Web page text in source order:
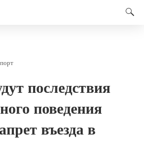
последствия
поведения
въезда в